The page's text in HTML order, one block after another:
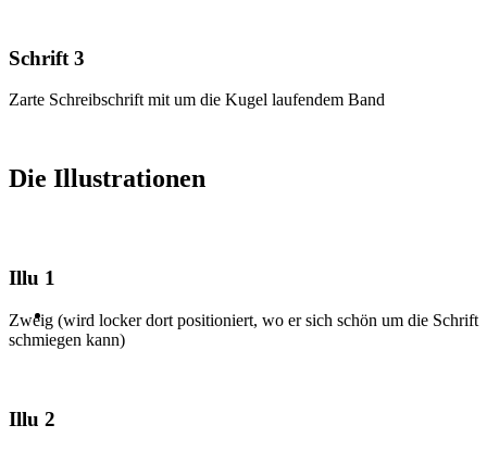
Schrift 3
Zarte Schreibschrift mit um die Kugel laufendem Band
Die Illustrationen
Illu 1
Zweig (wird locker dort positioniert, wo er sich schön um die Schrift
schmiegen kann)
Illu 2